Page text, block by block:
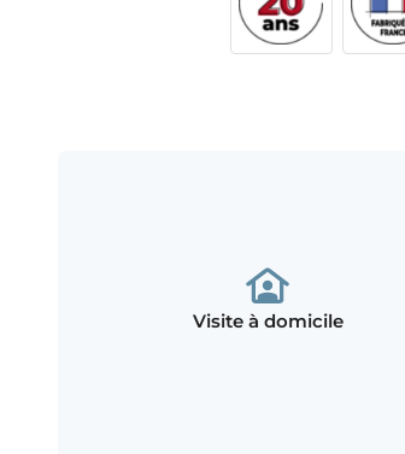
Visite à domicile